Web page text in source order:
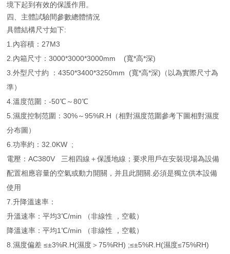
境下起到有效的保護作用。
四、主體試驗間參數總體情況
具體結構尺寸如下:
1.內容積：27M3
2.內箱尺寸：3000*3000*3000mm (寬*高*深)
3.外型尺寸約 ：4350*3400*3250mm (寬*高*深)（以為實際尺寸為
準）
4.溫度范圍：-50℃～80℃
5.濕度控制范圍：30%～95%R.H（相對濕度范圍參考下圖相對濕度
分布圖）
6.功率約：32.0KW ;
電壓：AC380V 三相四線＋保護地線；要求用戶在安裝現場為設備
配置相應容量的空氣或動力開關，并且此開關.必須是獨立供本設備
使用
7.升降溫速率：
升溫速率：平均3℃/min （非線性 ，空載）
降溫速率：平均1℃/min （非線性 ，空載）
8.濕度偏差 ≤±3%R.H(濕度＞75%RH) ;≤±5%R.H(濕度≤75%RH)